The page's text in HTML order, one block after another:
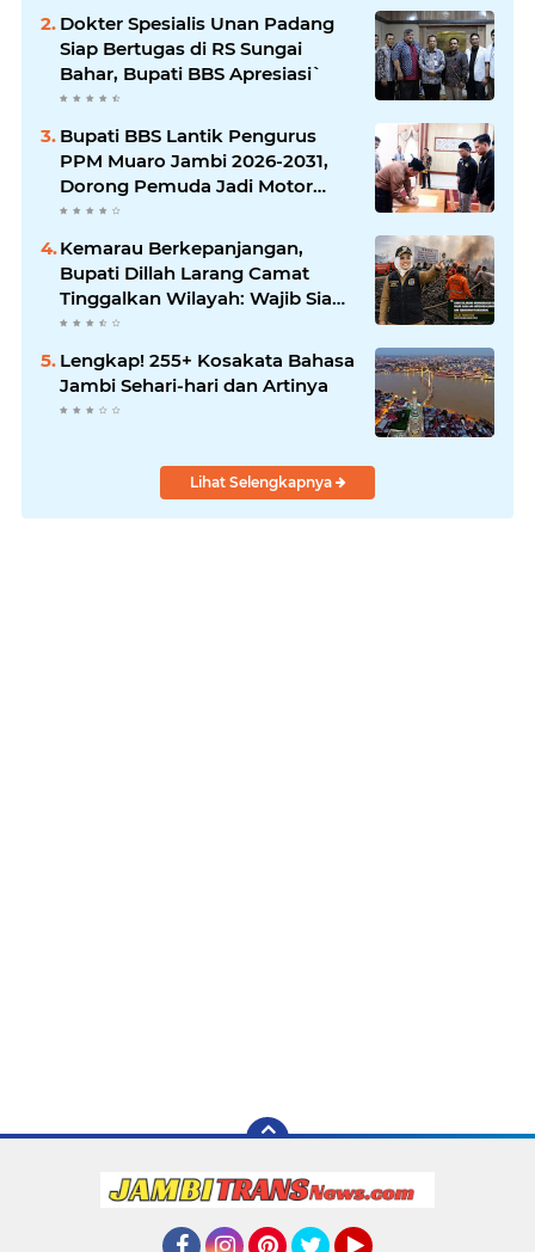
Dokter Spesialis Unan Padang
Siap Bertugas di RS Sungai
Bahar, Bupati BBS Apresiasi`
Bupati BBS Lantik Pengurus
PPM Muaro Jambi 2026-2031,
Dorong Pemuda Jadi Motor
Perubahan
Kemarau Berkepanjangan,
Bupati Dillah Larang Camat
Tinggalkan Wilayah: Wajib Siaga
Hadapi Karhutla dan Kebakaran
Permukiman
Lengkap! 255+ Kosakata Bahasa
Jambi Sehari-hari dan Artinya
Lihat Selengkapnya